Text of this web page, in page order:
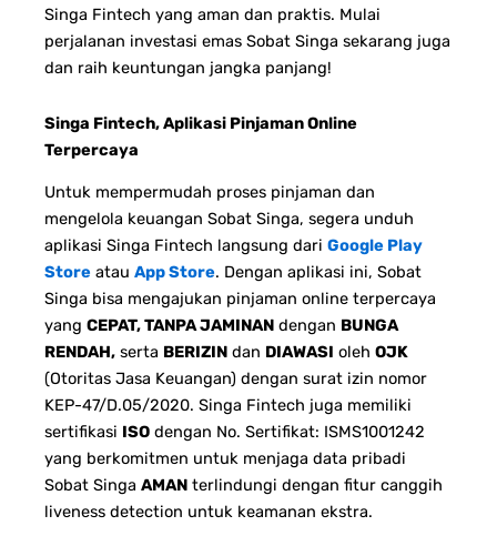
Singa Fintech yang aman dan praktis. Mulai
perjalanan investasi emas Sobat Singa sekarang juga
dan raih keuntungan jangka panjang!
Singa Fintech, Aplikasi Pinjaman Online
Terpercaya
Untuk mempermudah proses pinjaman dan
mengelola keuangan Sobat Singa, segera unduh
aplikasi Singa Fintech langsung dari Google Play
Store atau App Store. Dengan aplikasi ini, Sobat
Singa bisa mengajukan pinjaman online terpercaya
yang CEPAT, TANPA JAMINAN dengan BUNGA
RENDAH, serta BERIZIN dan DIAWASI oleh OJK
(Otoritas Jasa Keuangan) dengan surat izin nomor
KEP-47/D.05/2020. Singa Fintech juga memiliki
sertifikasi ISO dengan No. Sertifikat: ISMS1001242
yang berkomitmen untuk menjaga data pribadi
Sobat Singa AMAN terlindungi dengan fitur canggih
liveness detection untuk keamanan ekstra.